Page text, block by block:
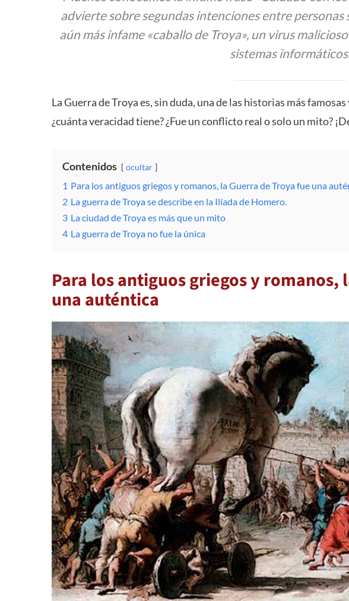
advierte sobre segundas intenciones entre personas
aún más infame «caballo de Troya», un virus
sistemas
La Guerra de Troya es, sin duda, una de las historias más
¿cuánta veracidad tiene? ¿Fue un conflicto real o solo un mito?
Contenidos ocultar
1 Para los antiguos griegos y romanos, la Guerra de Troya fue una
2 La guerra de Troya se describe en la Ilíada de Homero.
3 La ciudad de Troya es más que un mito
4 La guerra de Troya no fue la única
Para los antiguos griegos y romanos,
una auténtica